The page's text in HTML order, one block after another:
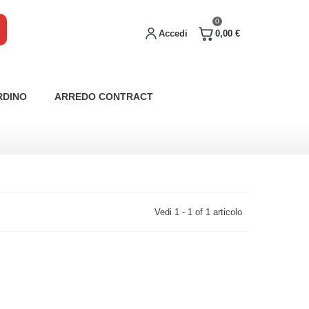
0
0,00 €
Accedi
ARREDO CONTRACT
Vedi 1 - 1 of 1 articolo